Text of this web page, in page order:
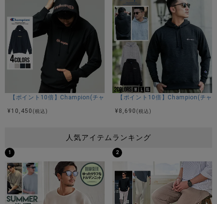
【ポイント10倍】Champion(チャンピオン)ロゴ刺繍入りプルオーバーパ
¥ 10,450 (税込)
【ポイント10倍】Champion(チャ
¥ 8,690 (税込)
人気アイテムランキング
1 2